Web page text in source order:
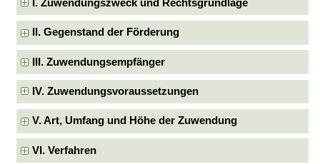
I. Zuwendungszweck und Rechtsgrundlage
II. Gegenstand der Förderung
III. Zuwendungsempfänger
IV. Zuwendungsvoraussetzungen
V. Art, Umfang und Höhe der Zuwendung
VI. Verfahren